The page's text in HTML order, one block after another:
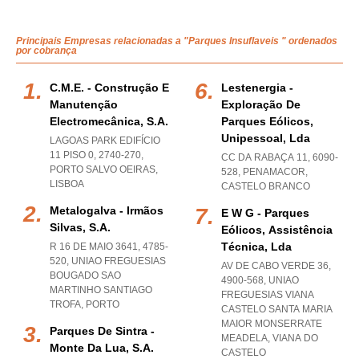
Principais Empresas relacionadas a "Parques Insuflaveis " ordenados
por cobrança
C.m.e. - Construção E
Manutenção
Electromecânica, S.a.
LAGOAS PARK EDIFÍCIO
11 PISO 0, 2740-270,
PORTO SALVO OEIRAS,
LISBOA
Metalogalva - Irmãos
Silvas, S.a.
R 16 DE MAIO 3641, 4785-
520, UNIAO FREGUESIAS
BOUGADO SAO
MARTINHO SANTIAGO
TROFA, PORTO
Parques De Sintra -
Monte Da Lua, S.a.
Lestenergia -
Exploração De
Parques Eólicos,
Unipessoal, Lda
CC DA RABAÇA 11, 6090-
528, PENAMACOR,
CASTELO BRANCO
E W G - Parques
Eólicos, Assistência
Técnica, Lda
AV DE CABO VERDE 36,
4900-568, UNIAO
FREGUESIAS VIANA
CASTELO SANTA MARIA
MAIOR MONSERRATE
MEADELA, VIANA DO
CASTELO